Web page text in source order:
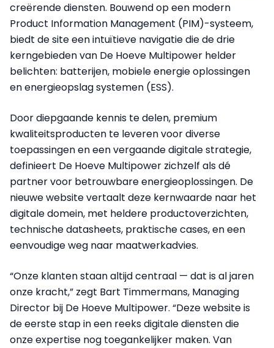
creërende diensten. Bouwend op een modern
Product Information Management (PIM)-systeem,
biedt de site een intuïtieve navigatie die de drie
kerngebieden van De Hoeve Multipower helder
belichten: batterijen, mobiele energie oplossingen
en energieopslag systemen (ESS).
Door diepgaande kennis te delen, premium
kwaliteitsproducten te leveren voor diverse
toepassingen en een vergaande digitale strategie,
definieert De Hoeve Multipower zichzelf als dé
partner voor betrouwbare energieoplossingen. De
nieuwe website vertaalt deze kernwaarde naar het
digitale domein, met heldere productoverzichten,
technische datasheets, praktische cases, en een
eenvoudige weg naar maatwerkadvies.
“Onze klanten staan altijd centraal — dat is al jaren
onze kracht,” zegt Bart Timmermans, Managing
Director bij De Hoeve Multipower. “Deze website is
de eerste stap in een reeks digitale diensten die
onze expertise nog toegankelijker maken. Van